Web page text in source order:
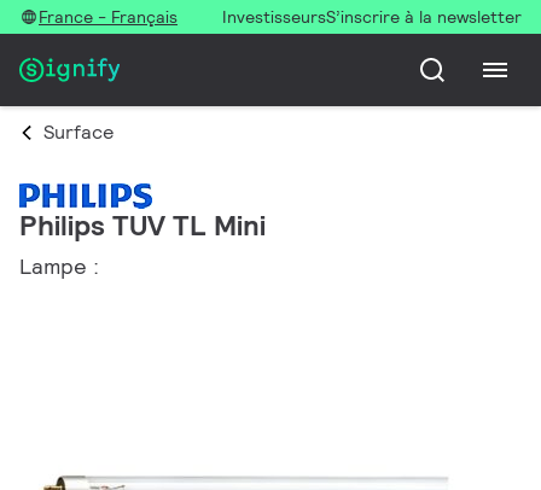
France - Français InvestisseursS’inscrire à la newsletter
Surface
Philips TUV TL Mini
Lampe :